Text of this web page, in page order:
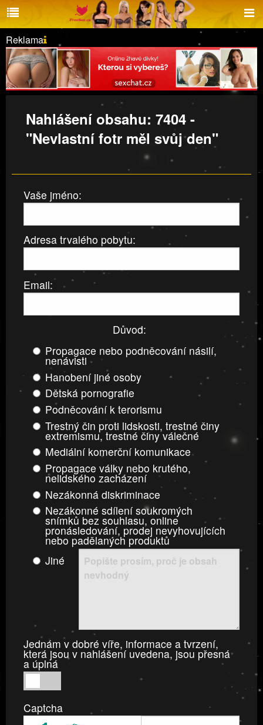
Reklama
Nahlášení obsahu: 7404 -
"Nevlastní fotr měl svůj den"
Vaše jméno:
Adresa trvalého pobytu:
Email:
Důvod:
Propagace nebo podněcování násilí,
nenávisti
Hanobení jiné osoby
Dětská pornografie
Podněcování k terorismu
Trestný čin proti lidskosti, trestné činy
extremismu, trestné činy válečné
Mediální komerční komunikace
Propagace války nebo krutého,
nelidského zacházení
Nezákonná diskriminace
Nezákonné sdílení soukromých
snímků bez souhlasu, online
pronásledování, prodej nevyhovujících
nebo padělaných produktů
Jiné
Jednám v dobré víře, informace a tvrzení,
která jsou v nahlášení uvedena, jsou přesná
a úplná
v
dobré
Captcha